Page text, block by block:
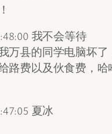
我不会等待
万县的同学电脑坏了
路费以及伙食费，哈
夏冰